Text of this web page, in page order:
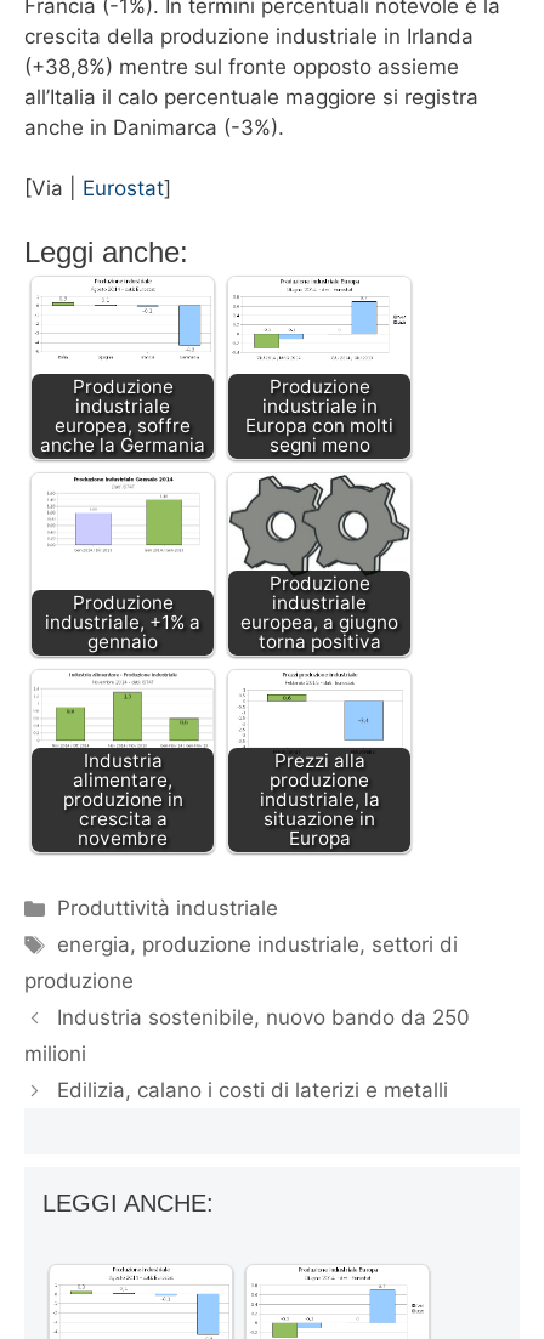
Francia (-1%). In termini percentuali notevole è la
crescita della produzione industriale in Irlanda
(+38,8%) mentre sul fronte opposto assieme
all’Italia il calo percentuale maggiore si registra
anche in Danimarca (-3%).
[Via | Eurostat]
Leggi anche:
Produzione
industriale
europea, soffre
anche la Germania
Produzione
industriale in
Europa con molti
segni meno
Produzione
industriale, +1% a
gennaio
Produzione
industriale
europea, a giugno
torna positiva
Industria
alimentare,
produzione in
crescita a
novembre
Prezzi alla
produzione
industriale, la
situazione in
Europa
Categorie
Produttività industriale
Tag
energia, produzione industriale, settori di
produzione
Industria sostenibile, nuovo bando da 250
milioni
Edilizia, calano i costi di laterizi e metalli
LEGGI ANCHE: